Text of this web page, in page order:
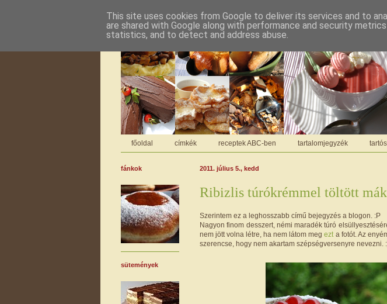
főoldal címkék receptek ABC-ben tartalomjegyzék
2011. július 5., kedd
Ribizlis túrókrémmel töltött
Szerintem ez a leghosszabb című bejegyzés a blogon. :P
Nagyon finom desszert, némi maradék túró
nem jött volna létre, ha nem látom megezt a fotót. Az
szerencse, hogy nem akartam szépségversenyre nevezni.
fánkok
sütemények
This site uses cookies from Google to deliver its services and to
are shared with Google along with performance and security
statistics, and to detect and address abuse.